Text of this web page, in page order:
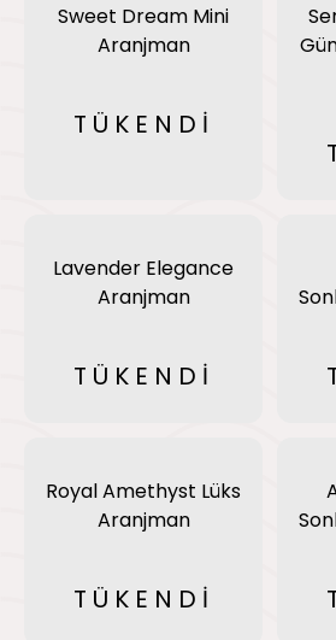
Sweet Dream Mini
Aranjman
TÜKENDİ
Lavender Elegance
Aranjman
TÜKENDİ
Royal Amethyst Lüks
Aranjman
TÜKENDİ